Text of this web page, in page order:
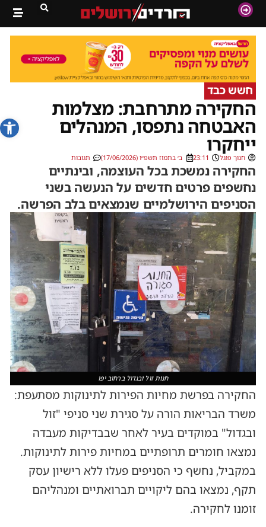
פתח
חשש כבד
החקירה מתרחבת: מצלמות
האבטחה נתפסו, המנהלים
ייחקרו
חנוך פוגל 23:11 ב׳ בתמוז תשפ״ו (17/06/2026) תגובות
החקירה נמשכת בכל העוצמה, ובינתיים
נחשפים פרטים חדשים על הנעשה בשני
הסניפים הירושלמיים שנמצאים בלב הפרשה.
חנות זול ובגדול ברחוב יפו
החקירה בפרשת מחיות הפירות לתינוקות מסתעפת:
משרד הבריאות הורה על סגירת שני סניפי "זול
ובגדול" במוקדים בעיר לאחר שבבדיקות מעבדה
נמצאו חומרים תרופתיים במחיות פירות לתינוקות.
במקביל, נחשף כי הסניפים פעלו ללא רישיון עסק
תקף, נמצאו בהם ליקויים תברואתיים ומנהליהם
זומנו לחקירה.